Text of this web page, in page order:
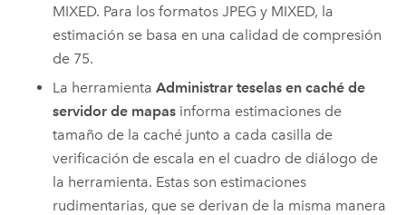
MIXED. Para los formatos JPEG y MIXED, la
estimación se basa en una calidad de compresión
de 75.
La herramientaAdministrar teselas en caché de
servidor de mapas informa estimaciones de
tamaño de la caché junto a cada casilla de
verificación de escala en el cuadro de diálogo de
la herramienta. Estas son estimaciones
rudimentarias, que se derivan de la misma manera